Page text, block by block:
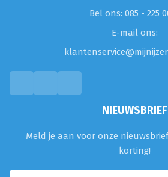
Bel ons: 085 - 225
E-mail ons:
NIEUWSBRIEF
Meld je aan voor onze
korting!